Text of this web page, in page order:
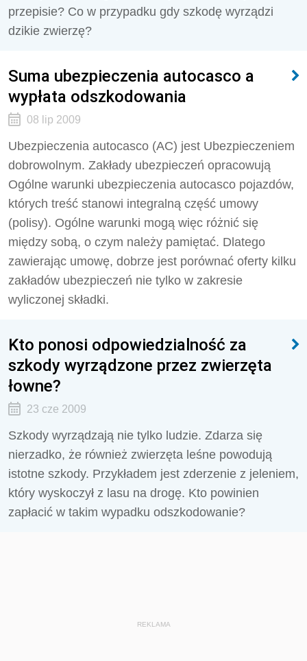
przepisie? Co w przypadku gdy szkodę wyrządzi
dzikie zwierzę?
Suma ubezpieczenia autocasco a
wypłata odszkodowania
08 lip 2009
Ubezpieczenia autocasco (AC) jest Ubezpieczeniem
dobrowolnym. Zakłady ubezpieczeń opracowują
Ogólne warunki ubezpieczenia autocasco pojazdów,
których treść stanowi integralną część umowy
(polisy). Ogólne warunki mogą więc różnić się
między sobą, o czym należy pamiętać. Dlatego
zawierając umowę, dobrze jest porównać oferty kilku
zakładów ubezpieczeń nie tylko w zakresie
wyliczonej składki.
Kto ponosi odpowiedzialność za
szkody wyrządzone przez zwierzęta
łowne?
23 cze 2009
Szkody wyrządzają nie tylko ludzie. Zdarza się
nierzadko, że również zwierzęta leśne powodują
istotne szkody. Przykładem jest zderzenie z jeleniem,
który wyskoczył z lasu na drogę. Kto powinien
zapłacić w takim wypadku odszkodowanie?
REKLAMA